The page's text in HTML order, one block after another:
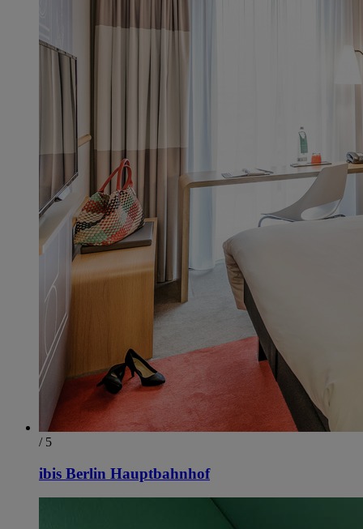
/ 5
ibis Berlin Hauptbahnhof